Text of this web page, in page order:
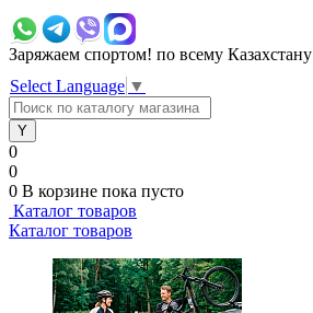
Заряжаем спортом! по всему Казахстану
Select Language ▼
0
0
0 В корзине пока пусто
Каталог товаров
Каталог товаров